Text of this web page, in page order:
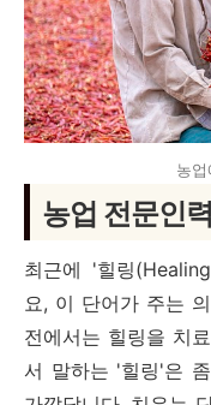
농
농업 전문인
최근에 '힐링
요, 이 단어가 주는
전에서는 힐링을 치
서 말하는 '힐링'은